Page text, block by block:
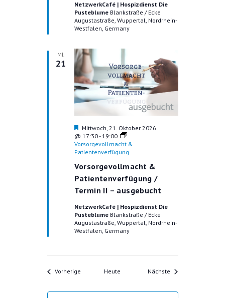
b
e
n
NetzwerkCafé | Hospizdienst Die
Pusteblume Blankstraße / Ecke
Augustastraße, Wuppertal, Nordrhein-
Westfalen, Germany
MI.
21
Vorsorgevollmacht &
Patientenverfügung /
Termin II – ausgebucht
H
e
r
v
r
g
e
h
b
e
n
Mittwoch, 21. Oktober 2026
@ 17:30- 19:00
Vorsorgevollmacht &
Patientenverfügung
NetzwerkCafé | Hospizdienst Die
Pusteblume Blankstraße / Ecke
Augustastraße, Wuppertal, Nordrhein-
Westfalen, Germany
VorherigeVeranstaltungen
Heute Nächste Veranstaltungen